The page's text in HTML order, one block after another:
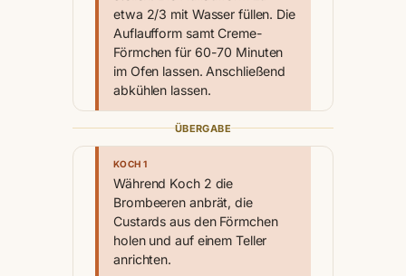
etwa 2/3 mit Wasser füllen. Die
Auflaufform samt Creme-
Förmchen für 60-70 Minuten
im Ofen lassen. Anschließend
abkühlen lassen.
ÜBERGABE
KOCH 1
Während Koch 2 die
Brombeeren anbrät, die
Custards aus den Förmchen
holen und auf einem Teller
anrichten.